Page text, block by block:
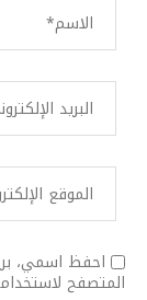
احفظ اسمي،
المتصفح